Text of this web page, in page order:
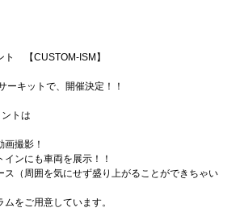
ト 【CUSTOM-ISM】
キットで、開催決定！！
トは
画撮影！
インにも車両を展示！！
ス（周囲を気にせず盛り上がることができちゃい
をご用意しています。